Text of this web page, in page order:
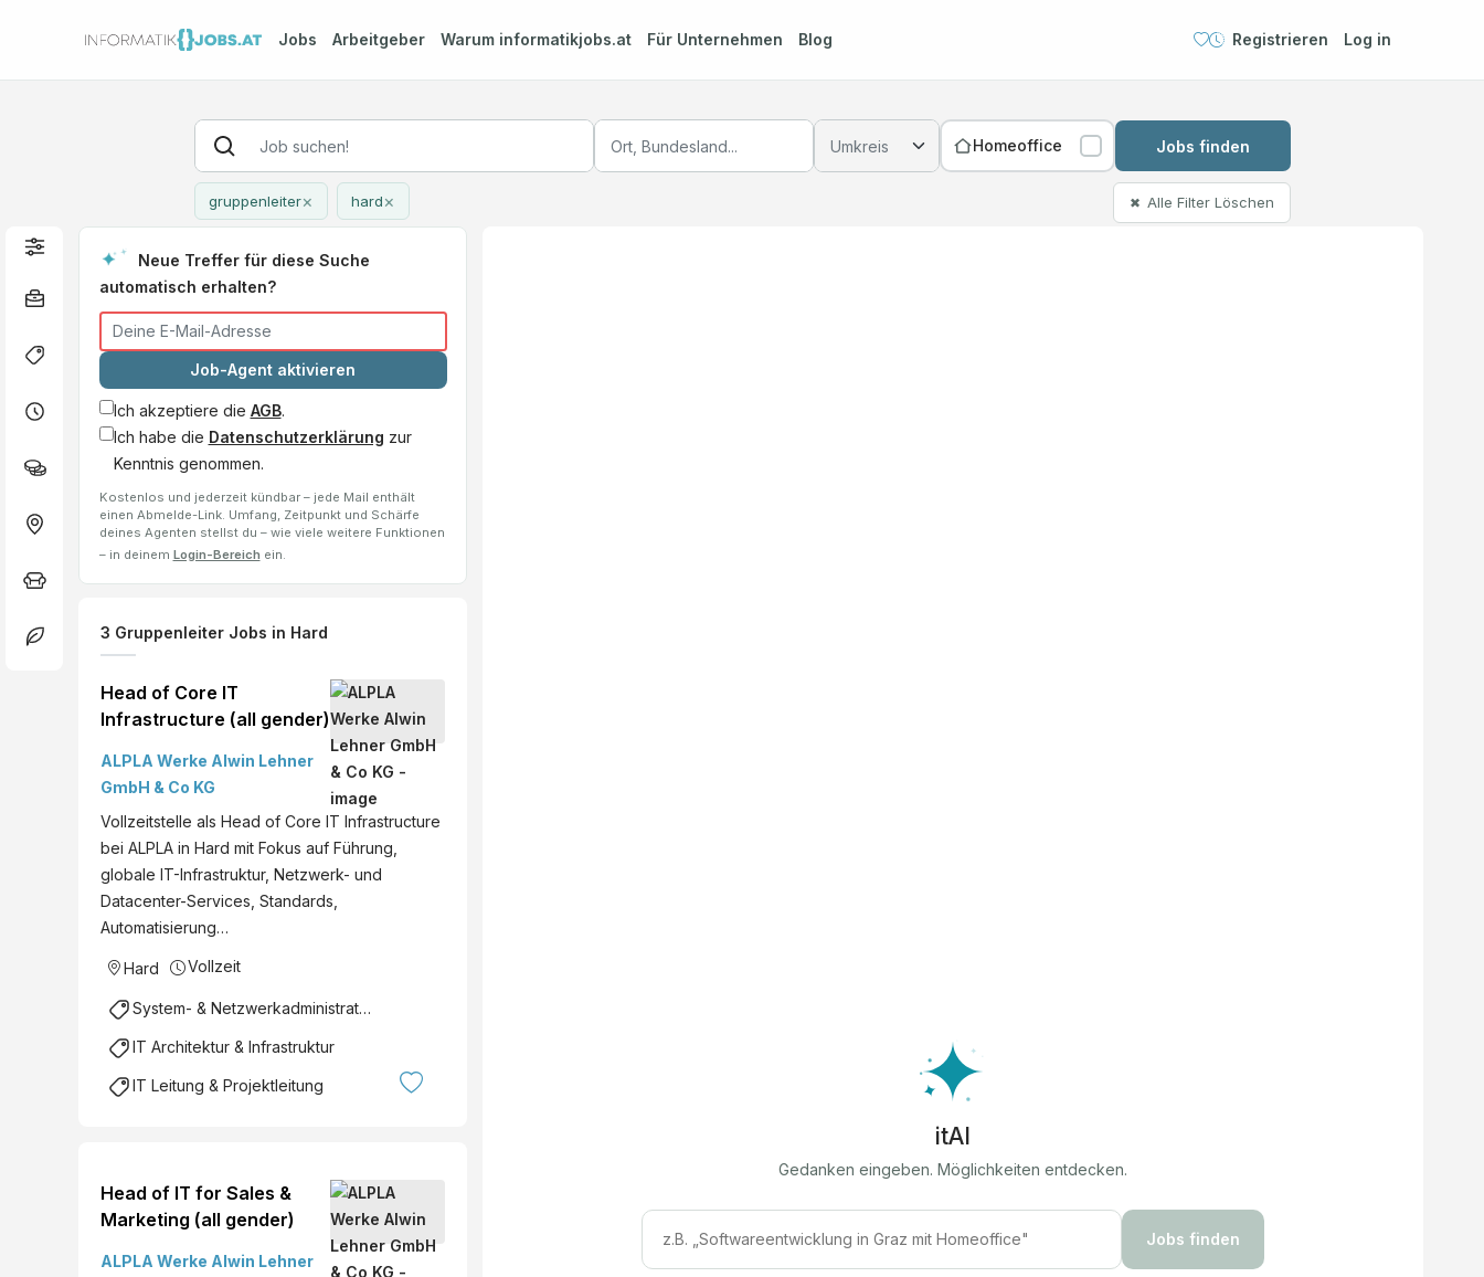
Jobs Arbeitgeber Warum informatikjobs.at Für Unternehmen Blog Registrieren Log in
Homeoffice Jobs finden
gruppenleiter× hard× ✖ Alle Filter Löschen
Neue Treffer für diese Suche
automatisch erhalten?
Job-Agent aktivieren
Ich akzeptiere die AGB.
Ich habe die Datenschutzerklärung zur
Kenntnis genommen.
Kostenlos und jederzeit kündbar – jede Mail enthält
einen Abmelde-Link. Umfang, Zeitpunkt und Schärfe
deines Agenten stellst du – wie viele weitere Funktionen
– in deinem Login-Bereich ein.
3 Gruppenleiter Jobs in Hard
Head of Core IT
Infrastructure (all gender)
ALPLA Werke Alwin Lehner
GmbH & Co KG
Vollzeitstelle als Head of Core IT Infrastructure
bei ALPLA in Hard mit Fokus auf Führung,
globale IT-Infrastruktur, Netzwerk- und
Datacenter-Services, Standards,
Automatisierung…
Hard Vollzeit
System- & Netzwerkadministration
IT Architektur & Infrastruktur
IT Leitung & Projektleitung
Head of IT for Sales &
Marketing (all gender)
ALPLA Werke Alwin Lehner
itAI
Gedanken eingeben. Möglichkeiten entdecken.
Jobs finden